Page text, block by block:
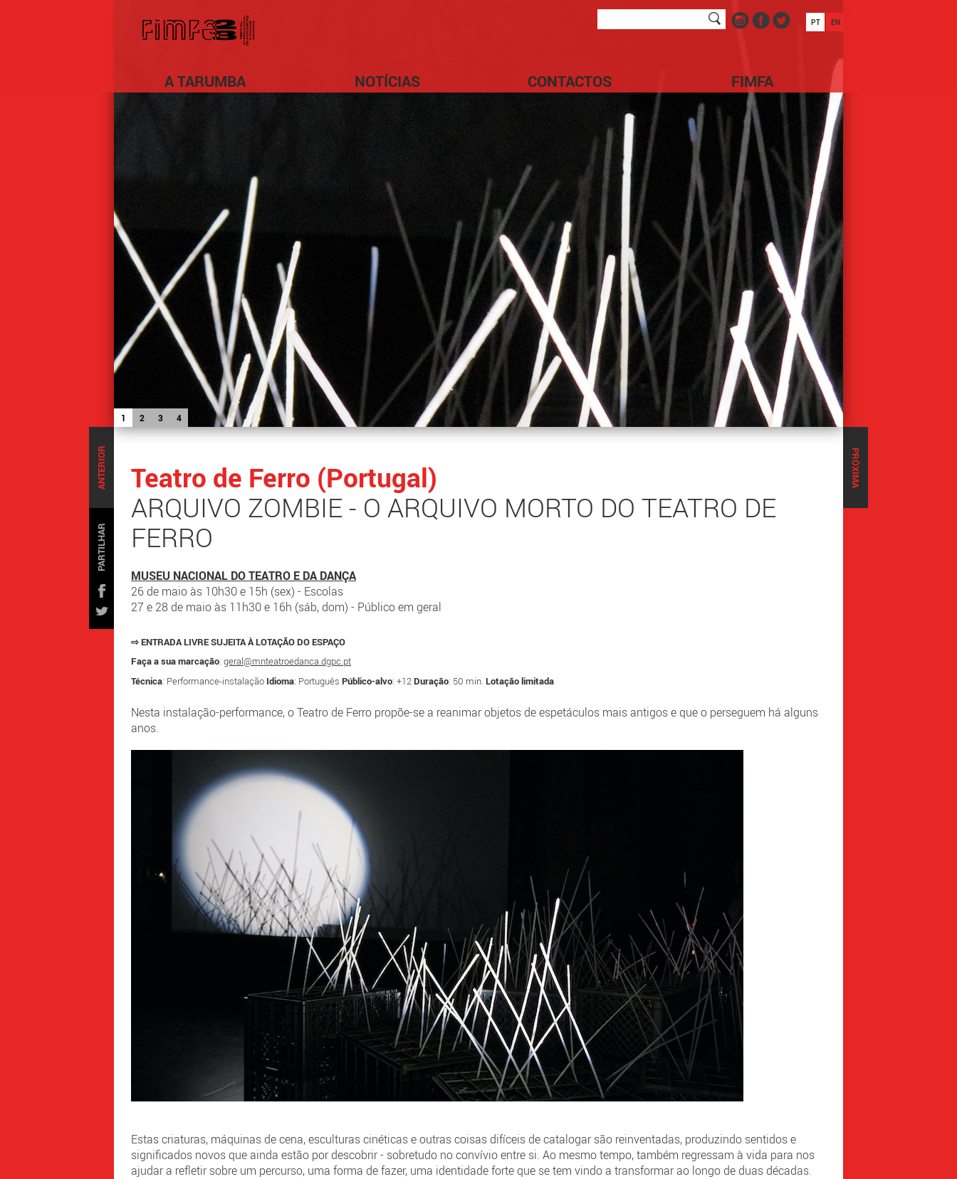
A TARUMBA NOTÍCIAS CONTACTOS FIMFA
PT EN
1 2 3 4
PRÓXIMA
ANTERIOR
PARTILHAR
Teatro de Ferro (Portugal)
ARQUIVO ZOMBIE - O ARQUIVO MORTO DO TEATRO DE
FERRO
MUSEU NACIONAL DO TEATRO E DA DANÇA
26 de maio às 10h30 e 15h (sex) - Escolas
27 e 28 de maio às 11h30 e 16h (sáb, dom) - Público em geral
⇨ ENTRADA LIVRE SUJEITA À LOTAÇÃO DO ESPAÇO
Faça a sua marcação: geral@mnteatroedanca.dgpc.pt
Técnica: Performance-instalação Idioma: Português Público-alvo: +12Duração: 50 min. Lotação limitada
Nesta instalação-performance, o Teatro de Ferro propõe-se a reanimar objetos de espetáculos mais antigos e que o perseguem há alguns
anos.
Estas criaturas, máquinas de cena, esculturas cinéticas e outras coisas difíceis de catalogar são reinventadas, produzindo sentidos e
significados novos que ainda estão por descobrir - sobretudo no convívio entre si. Ao mesmo tempo, também regressam à vida para nos
ajudar a refletir sobre um percurso, uma forma de fazer, uma identidade forte que se tem vindo a transformar ao longo de duas décadas.